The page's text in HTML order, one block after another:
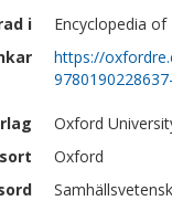
i
Encyclopedia
https://
Oxford
Oxford